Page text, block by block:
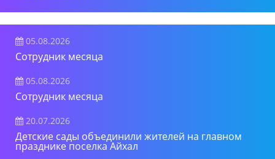
05.08.2026
Сотрудник месяца
05.08.2026
Сотрудник месяца
20.07.2026
Детские сады объединили жителей на главном
празднике поселка Айхал